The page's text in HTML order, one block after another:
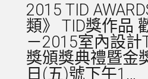
2015 TID
類》 TID獎作品
－2015室內設計
獎頒獎典禮暨金
日(五)號下午1…